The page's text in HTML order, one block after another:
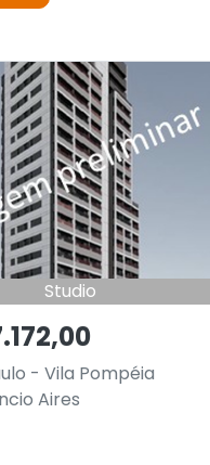
Studio
- Vila Pompéia
Aires